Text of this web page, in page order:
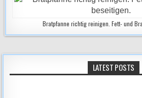
Bratpfanne richtig reinigen. Fett- und
LATEST POSTS